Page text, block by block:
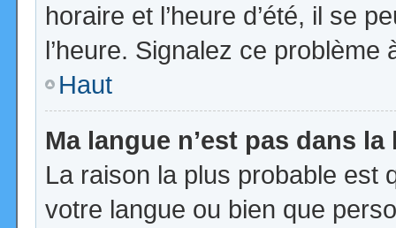
horaire et l’heure d’été, il se
l’heure. Signalez ce problème
Haut
Ma langue n’est pas dans la
La raison la plus probable est
votre langue ou bien que